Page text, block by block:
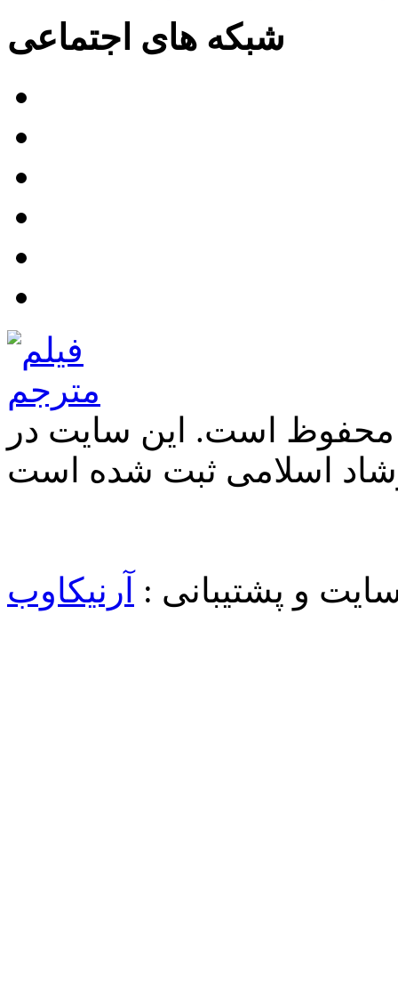
شبکه های اجتماعی
محفوظ است. این سایت در
اسلامی ثبت شده است
و پشتیبانی : آرنیکاوب